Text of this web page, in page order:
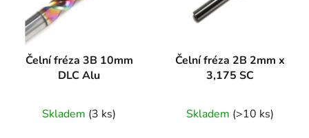
Čelní fréza 3B 10mm
DLC Alu
Skladem (3 ks)
Čelní fréza 2B 2mm x
3,175 SC
Skladem (>10 ks)